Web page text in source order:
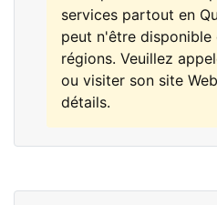
services partout en
peut n'être disponible
régions. Veuillez
ou visiter son site
détails.